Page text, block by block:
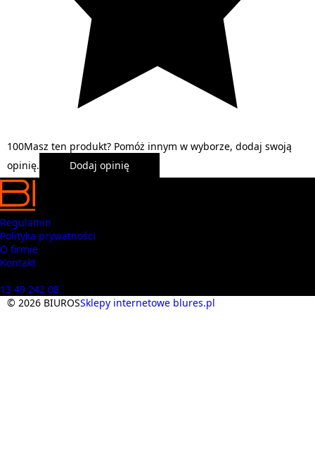
100Masz ten produkt? Pomóż innym w wyborze, dodaj swoją
opinię.
Dodaj opinię
Regulamin
Polityka prywatności
O firmie
Kontakt
13 49 242 08
© 2026 BIUROSSklepy internetowe blures.pl